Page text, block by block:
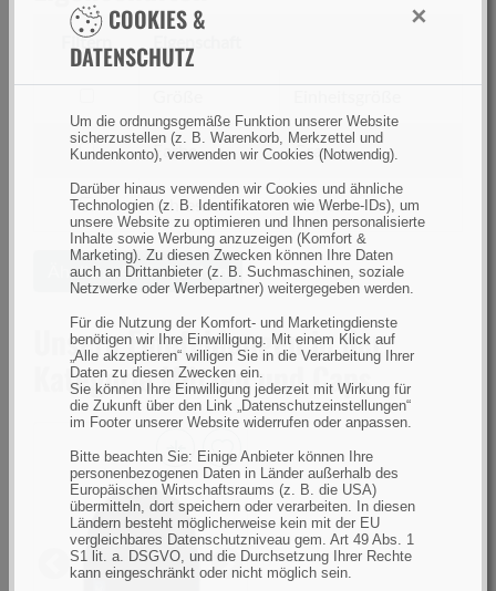
COOKIES &
DATENSCHUTZ
×
Um die ordnungsgemäße Funktion unserer Website
sicherzustellen (z. B. Warenkorb, Merkzettel und
Kundenkonto), verwenden wir Cookies (Notwendig).
Darüber hinaus verwenden wir Cookies und ähnliche
Technologien (z. B. Identifikatoren wie Werbe-IDs), um
unsere Website zu optimieren und Ihnen personalisierte
Inhalte sowie Werbung anzuzeigen (Komfort &
Marketing). Zu diesen Zwecken können Ihre Daten
auch an Drittanbieter (z. B. Suchmaschinen, soziale
Netzwerke oder Werbepartner) weitergegeben werden.
Für die Nutzung der Komfort- und Marketingdienste
benötigen wir Ihre Einwilligung. Mit einem Klick auf
„Alle akzeptieren“ willigen Sie in die Verarbeitung Ihrer
Daten zu diesen Zwecken ein.
Sie können Ihre Einwilligung jederzeit mit Wirkung für
die Zukunft über den Link „Datenschutzeinstellungen“
im Footer unserer Website widerrufen oder anpassen.
Bitte beachten Sie: Einige Anbieter können Ihre
personenbezogenen Daten in Länder außerhalb des
Europäischen Wirtschaftsraums (z. B. die USA)
übermitteln, dort speichern oder verarbeiten. In diesen
Ländern besteht möglicherweise kein mit der EU
vergleichbares Datenschutzniveau gem. Art 49 Abs. 1
S1 lit. a. DSGVO, und die Durchsetzung Ihrer Rechte
kann eingeschränkt oder nicht möglich sein.
Filtern
nach
Größe
filtern
Farbe
Farbe Grau
filtern
nach
Jahreszeit
Jahreszeit Winter
Ähnliche Artikel suchen
Unsere Empfehlungen in der
Kategorie Mützen und Caps
Crossknit
Beanie
Night
BluePrevious Next